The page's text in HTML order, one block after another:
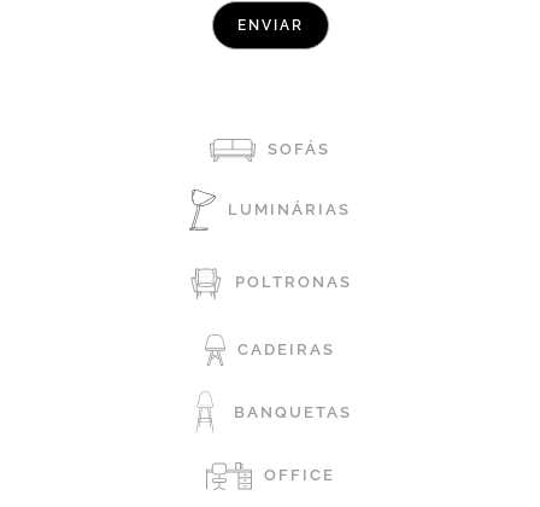
SOFÁS
LUMINÁRIAS
POLTRONAS
CADEIRAS
BANQUETAS
OFFICE